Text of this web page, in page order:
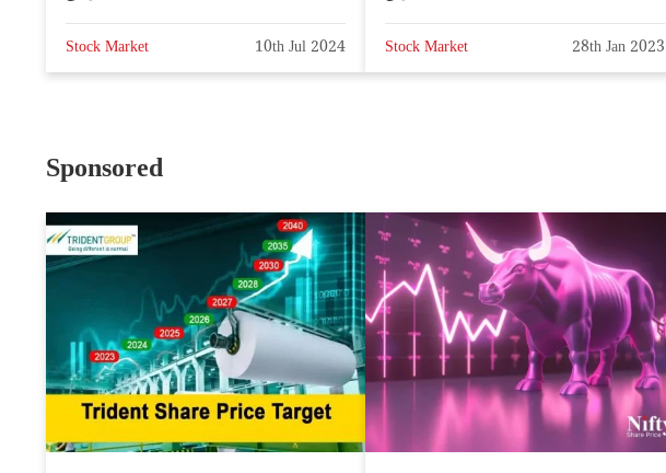
Stock Market 10th Jul 2024 Stock Market 28th Jan 2023
Sponsored